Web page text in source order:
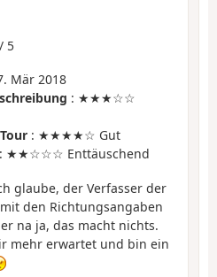
/ 5
Mär 2018
: ★★★☆☆
: ★★★★☆ Gut
: ★★☆☆☆ Enttäuschend
glaube, der Verfasser der
den Richtungsangaben
na ja, das macht nichts.
mehr erwartet und bin ein